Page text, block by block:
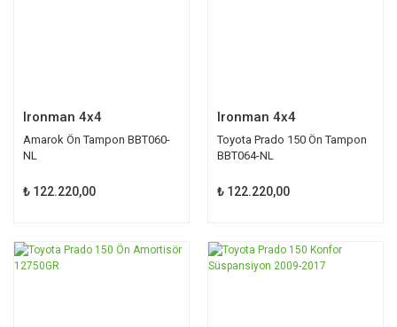
Ironman 4x4
Amarok Ön Tampon BBT060-
NL
₺ 122.220,00
Ironman 4x4
Toyota Prado 150 Ön Tampon
BBT064-NL
₺ 122.220,00